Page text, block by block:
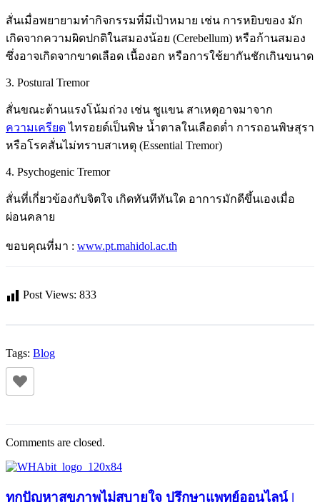
สั่นเมื่อพยายามทำกิจกรรมที่มีเป้าหมาย เช่น การหยิบของ มัก
เกิดจากความผิดปกติในสมองน้อย (Cerebellum) หรือก้านสมอง
ซึ่งอาจเกิดจากขาดเลือด เนื้องอก หรือการใช้ยากันชักเกินขนาด
3. Postural Tremor
สั่นขณะต้านแรงโน้มถ่วง เช่น ชูแขน สาเหตุอาจมาจาก
ความเครียดไทรอยด์เป็นพิษ น้ำตาลในเลือดต่ำ การถอนพิษสุรา
หรือโรคสั่นไม่ทราบสาเหตุ (Essential Tremor)
4. Psychogenic Tremor
สั่นที่เกี่ยวข้องกับจิตใจ เกิดทันทีทันใด อาการมักดีขึ้นเองเมื่อ
ผ่อนคลาย
ขอบคุณที่มา : www.pt.mahidol.ac.th
Post Views: 833
Tags: Blog
Comments are closed.
ทุกปัญหาสุขภาพไม่สบายใจ ปรึกษาแพทย์ออนไลน์ |